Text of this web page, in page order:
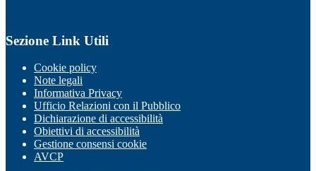
Sezione Link Utili
Cookie policy
Note legali
Informativa Privacy
Ufficio Relazioni con il Pubblico
Dichiarazione di accessibilità
Obiettivi di accessibilità
Gestione consensi cookie
AVCP